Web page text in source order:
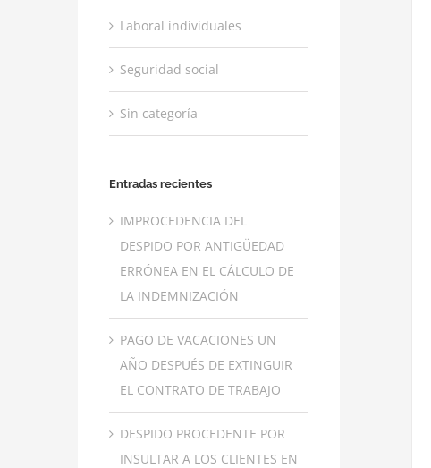
Laboral individuales
Seguridad social
Sin categoría
Entradas recientes
IMPROCEDENCIA DEL
DESPIDO POR ANTIGÜEDAD
ERRÓNEA EN EL CÁLCULO DE
LA INDEMNIZACIÓN
PAGO DE VACACIONES UN
AÑO DESPUÉS DE EXTINGUIR
EL CONTRATO DE TRABAJO
DESPIDO PROCEDENTE POR
INSULTAR A LOS CLIENTES EN